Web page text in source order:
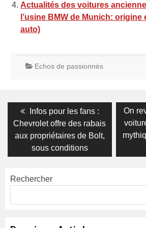
Actualités des voitures
l’usine BMW de Munich:
auto)
Echos de passionnés
Navigation
de
l’article
Previous
post:
Infos pour les fans :
Chevrolet offre des rabais
aux propriétaires de Bolt,
sous conditions
Next
post:
On
Rechercher